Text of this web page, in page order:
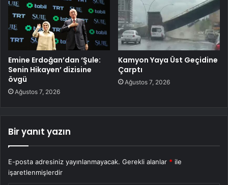
Emine Erdoğan’dan ‘Şule:
Senin Hikayen’ dizisine
övgü
Ağustos 7, 2026
Kamyon Yaya Üst Geçidine
Çarptı
Ağustos 7, 2026
Bir yanıt yazın
E-posta adresiniz yayınlanmayacak. Gerekli alanlar * ile
işaretlenmişlerdir